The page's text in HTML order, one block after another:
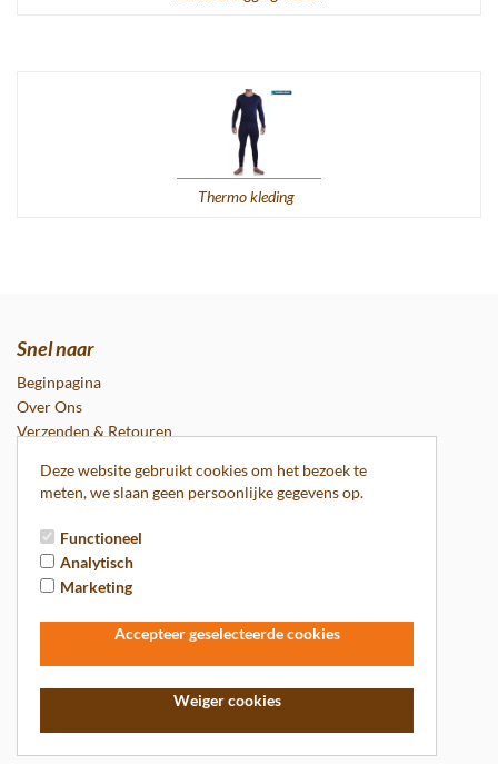
Thermo kleding
Snel naar
Beginpagina
Over Ons
Verzenden & Retouren
Contact
Contactgegevens
Algemene voorwaarden
Suggesties of Tips
Heeft U suggesties of Tips geef het door aan ons bij contacten
Review plaatsen
Plaats u review bij het bestelde product
Wij danken u voor genomen moeite!!
Deze website gebruikt cookies om het bezoek te
meten, we slaan geen persoonlijke gegevens op.
Functioneel
Analytisch
Marketing
Accepteer geselecteerde cookies
Weiger cookies